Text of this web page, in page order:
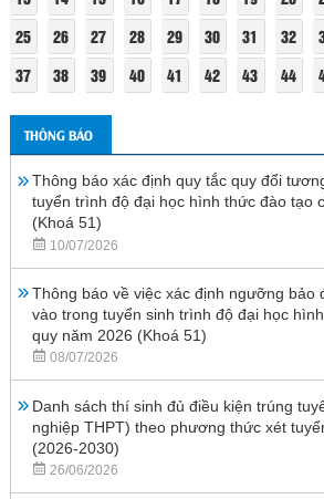
25
26 27 28 29 30 31 32
37
38 39 40 41 42 43 44
THÔNG BÁO
Thông báo xác định quy tắc quy đổi
tuyển trình độ đại học hình thức đào tạo
(Khoá 51)
10/07/2026
Thông báo về việc xác định ngưỡng bảo
vào trong tuyển sinh trình độ đại học
quy năm 2026 (Khoá 51)
08/07/2026
Danh sách thí sinh đủ điều kiện trúng
nghiệp THPT) theo phương thức xét
(2026-2030)
26/06/2026